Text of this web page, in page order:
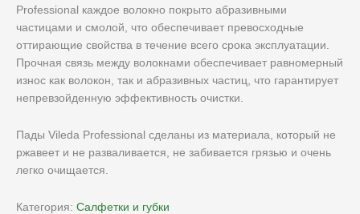
Professional каждое волокно покрыто абразивными
частицами и смолой, что обеспечивает превосходные
оттирающие свойства в течение всего срока эксплуатации.
Прочная связь между волокнами обеспечивает равномерный
износ как волокон, так и абразивных частиц, что гарантирует
непревзойденную эффективность очистки.
Пады Vileda Professional сделаны из материала, который не
ржавеет и не разваливается, не забивается грязью и очень
легко очищается.
Категория: Салфетки и губки